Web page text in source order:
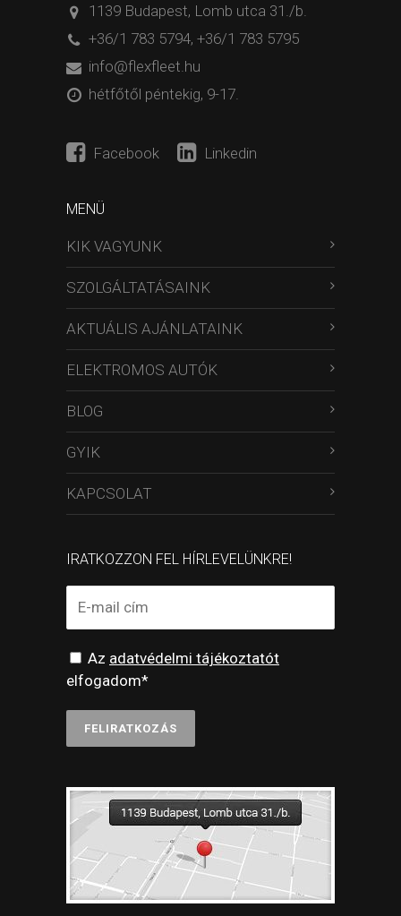
1139 Budapest, Lomb utca 31./b.
+36/1 783 5794, +36/1 783 5795
info@flexfleet.hu
hétfőtől péntekig, 9-17.
Facebook Linkedin
MENÜ
KIK VAGYUNK
SZOLGÁLTATÁSAINK
AKTUÁLIS AJÁNLATAINK
ELEKTROMOS AUTÓK
BLOG
GYIK
KAPCSOLAT
IRATKOZZON FEL HÍRLEVELÜNKRE!
Az adatvédelmi tájékoztatót
elfogadom*